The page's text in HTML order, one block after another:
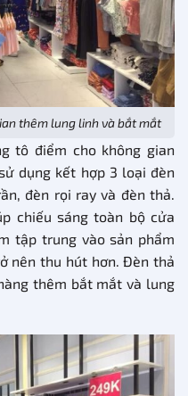
thêm lung linh và bắt mắt
tô điểm cho không gian
dụng kết hợp 3 loại đèn
đèn rọi ray và đèn thả.
chiếu sáng toàn bộ cửa
tập trung vào sản phẩm
nên thu hút hơn. Đèn thả
thêm bắt mắt và lung